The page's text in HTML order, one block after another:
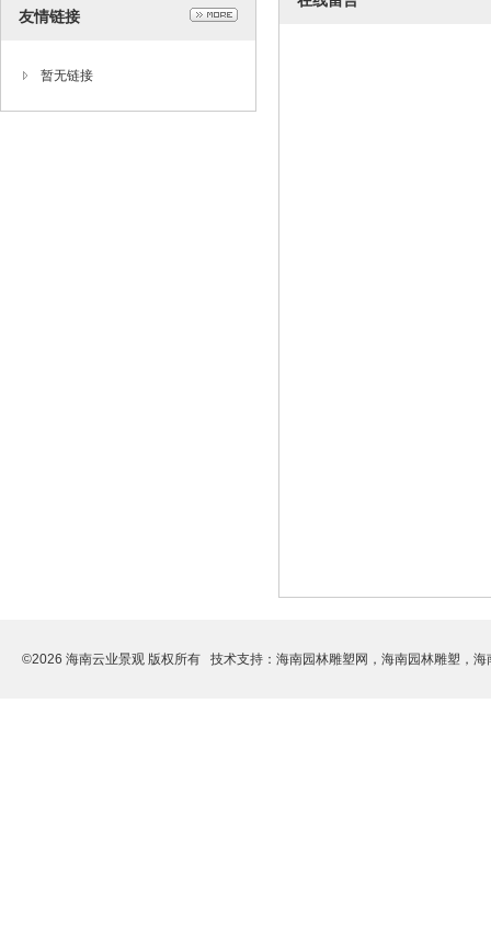
友情链接
暂无链接
©2026 海南云业景观 版权所有 技术支持： 海南园林雕塑网，海南园林雕塑，